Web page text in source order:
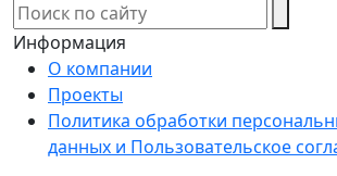
Информация
О компании
Проекты
Политика обработки
данных и Пользовательское